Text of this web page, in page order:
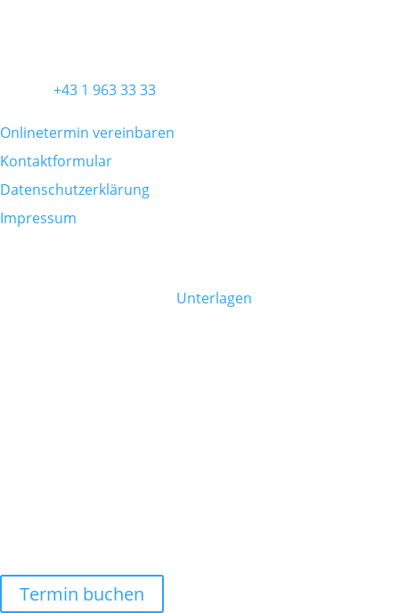
+43 1 963 33 33
Onlinetermin vereinbaren
Kontaktformular
Datenschutzerklärung
Impressum
Unterlagen
Termin buchen